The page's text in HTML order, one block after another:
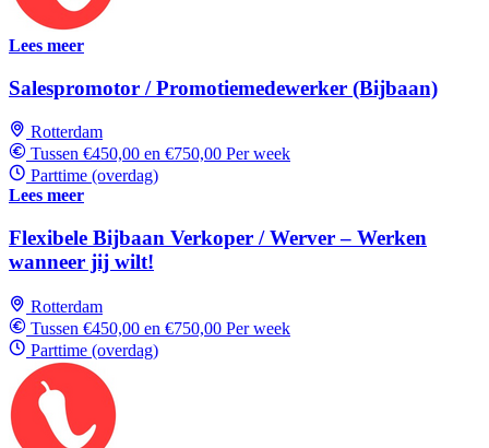
Lees meer
Salespromotor / Promotiemedewerker (Bijbaan)
Rotterdam
Tussen €450,00 en €750,00 Per week
Parttime (overdag)
Lees meer
Flexibele Bijbaan Verkoper / Werver – Werken
wanneer jij wilt!
Rotterdam
Tussen €450,00 en €750,00 Per week
Parttime (overdag)